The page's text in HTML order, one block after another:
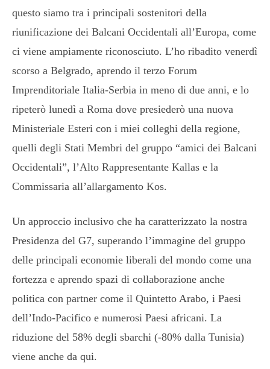
questo siamo tra i principali sostenitori della
riunificazione dei Balcani Occidentali all’Europa, come
ci viene ampiamente riconosciuto. L’ho ribadito venerdì
scorso a Belgrado, aprendo il terzo Forum
Imprenditoriale Italia-Serbia in meno di due anni, e lo
ripeterò lunedì a Roma dove presiederò una nuova
Ministeriale Esteri con i miei colleghi della regione,
quelli degli Stati Membri del gruppo “amici dei Balcani
Occidentali”, l’Alto Rappresentante Kallas e la
Commissaria all’allargamento Kos.
Un approccio inclusivo che ha caratterizzato la nostra
Presidenza del G7, superando l’immagine del gruppo
delle principali economie liberali del mondo come una
fortezza e aprendo spazi di collaborazione anche
politica con partner come il Quintetto Arabo, i Paesi
dell’Indo-Pacifico e numerosi Paesi africani. La
riduzione del 58% degli sbarchi (-80% dalla Tunisia)
viene anche da qui.